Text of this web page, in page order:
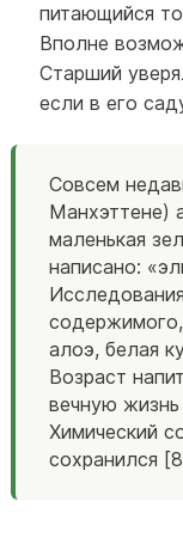
питающийся
Вполне
Старший
если в его
Совсем
Манхэттене)
маленькая
написано:
алоэ, белая
Возраст
вечную
Химический
сохранился